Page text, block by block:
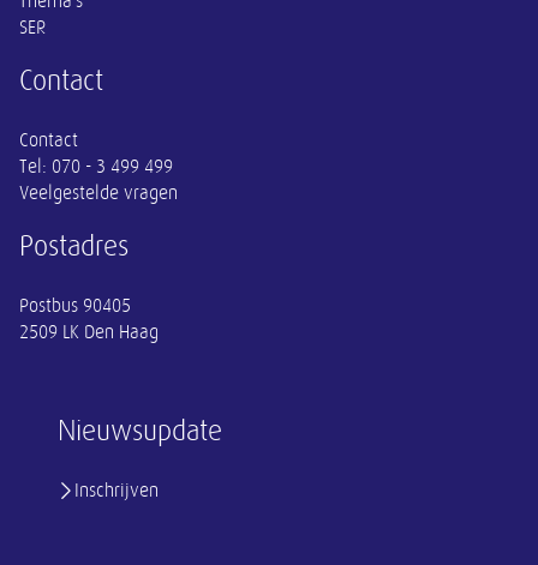
Nieuwsupdate
Inschrijven
SER
Contact
Contact
Tel: 070 - 3 499 499
Veelgestelde vragen
Postadres
Postbus 90405
2509 LK Den Haag